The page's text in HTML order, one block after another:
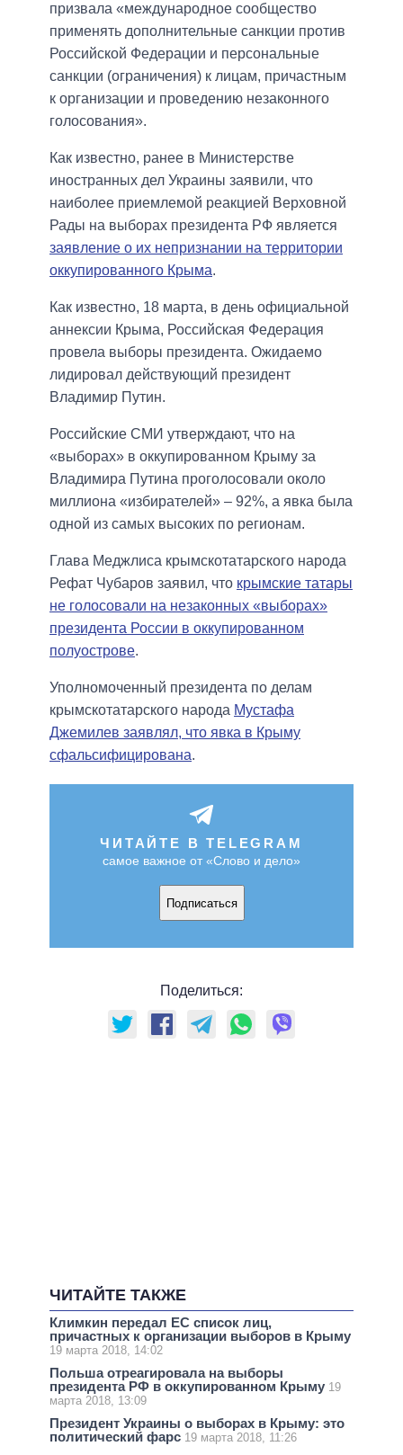
призвала «международное сообщество
применять дополнительные санкции против
Российской Федерации и персональные
санкции (ограничения) к лицам, причастным
к организации и проведению незаконного
голосования».
Как известно, ранее в Министерстве
иностранных дел Украины заявили, что
наиболее приемлемой реакцией Верховной
Рады на выборах президента РФ является
заявление о их непризнании на территории
оккупированного Крыма.
Как известно, 18 марта, в день официальной
аннексии Крыма, Российская Федерация
провела выборы президента. Ожидаемо
лидировал действующий президент
Владимир Путин.
Российские СМИ утверждают, что на
«выборах» в оккупированном Крыму за
Владимира Путина проголосовали около
миллиона «избирателей» – 92%, а явка была
одной из самых высоких по регионам.
Глава Меджлиса крымскотатарского народа
Рефат Чубаров заявил, что крымские татары
не голосовали на незаконных «выборах»
президента России в оккупированном
полуострове.
Уполномоченный президента по делам
крымскотатарского народа Мустафа
Джемилев заявлял, что явка в Крыму
сфальсифицирована.
ЧИТАЙТЕ В TELEGRAM
самое важное от «Слово и дело»
Подписаться
Поделиться:
ЧИТАЙТЕ ТАКЖЕ
Климкин передал ЕС список лиц,
причастных к организации выборов в Крыму
19 марта 2018, 14:02
Польша отреагировала на выборы
президента РФ в оккупированном Крыму 19
марта 2018, 13:09
Президент Украины о выборах в Крыму: это
политический фарс 19 марта 2018, 11:26